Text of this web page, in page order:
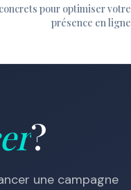
pour optimiser votre
présence en ligne
?
une campagne